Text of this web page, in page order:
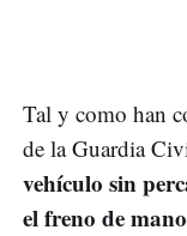
Tal y como han
de la Guardia
vehículo sin
el freno de mano